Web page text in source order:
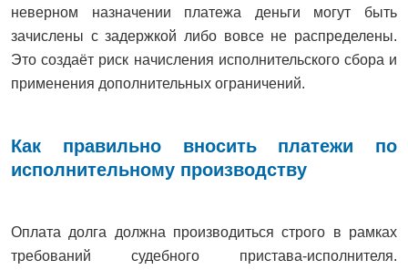
неверном назначении платежа деньги могут быть
зачислены с задержкой либо вовсе не распределены.
Это создаёт риск начисления исполнительского сбора и
применения дополнительных ограничений.
Как правильно вносить платежи по
исполнительному производству
Оплата долга должна производиться строго в рамках
требований судебного пристава-исполнителя.